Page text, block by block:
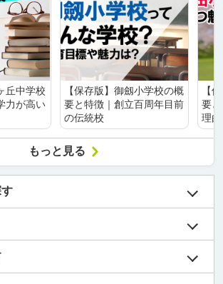
丘中学校
力が高い
【保存版】御劔小学校の概
要と特徴｜創立百周年目前
の伝統校
【
要
理
もっと見る